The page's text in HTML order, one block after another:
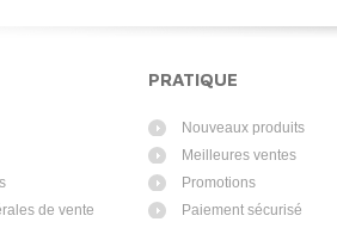
de vente
PRATIQUE
Nouveaux produits
Meilleures ventes
Promotions
Paiement sécurisé